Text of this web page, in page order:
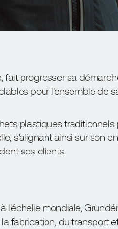
progresser sa
pour l'ensemble de
plastiques traditionnels
s'alignant ainsi sur son
ses clients.
mondiale,
fabrication, du transport